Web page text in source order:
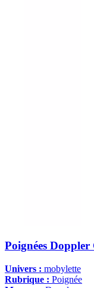
Poignées
Univers : mobylette
Rubrique : Poignée